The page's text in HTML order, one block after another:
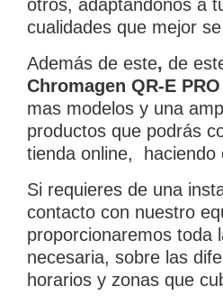
otros, adaptándonos a
cualidades que mejor
Además de este, de
Chromagen QR-E PRO
mas modelos y una
productos que podrás
tienda online, haciendo
Si requieres de una
contacto con nuestro
proporcionaremos toda
necesaria, sobre las
horarios y zonas que